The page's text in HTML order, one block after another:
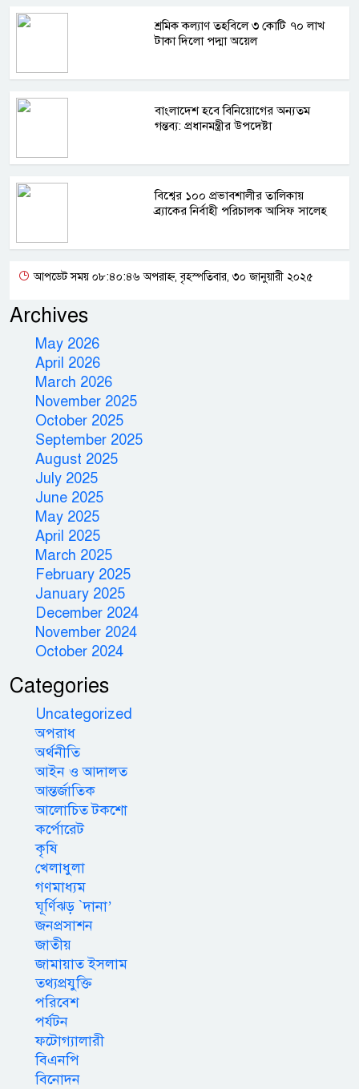
শ্রমিক কল্যাণ তহবিলে ৩ কোটি ৭০ লাখ
টাকা দিলো পদ্মা অয়েল
বাংলাদেশ হবে বিনিয়োগের অন্যতম
গন্তব্য: প্রধানমন্ত্রীর উপদেষ্টা
বিশ্বের ১০০ প্রভাবশালীর তালিকায়
ব্র্যাকের নির্বাহী পরিচালক আসিফ সালেহ
আপডেট সময় ০৮:৪০:৪৬ অপরাহ্ন, বৃহস্পতিবার, ৩০ জানুয়ারী ২০২৫
Archives
May 2026
April 2026
March 2026
November 2025
October 2025
September 2025
August 2025
July 2025
June 2025
May 2025
April 2025
March 2025
February 2025
January 2025
December 2024
November 2024
October 2024
Categories
Uncategorized
অপরাধ
অর্থনীতি
আইন ও আদালত
আন্তর্জাতিক
আলোচিত টকশো
কর্পোরেট
কৃষি
খেলাধুলা
গণমাধ্যম
ঘূর্ণিঝড় `দানা’
জনপ্রসাশন
জাতীয়
জামায়াত ইসলাম
তথ্যপ্রযুক্তি
পরিবেশ
পর্যটন
ফটোগ্যালারী
বিএনপি
বিনোদন